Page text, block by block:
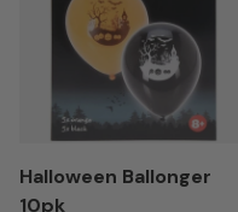
Halloween Ballonger
10pk